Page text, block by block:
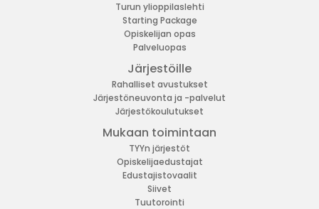
Turun ylioppilaslehti
Starting Package
Opiskelijan opas
Palveluopas
Järjestöille
Rahalliset avustukset
Järjestöneuvonta ja -palvelut
Järjestökoulutukset
Mukaan toimintaan
TYYn järjestöt
Opiskelijaedustajat
Edustajistovaalit
Siivet
Tuutorointi